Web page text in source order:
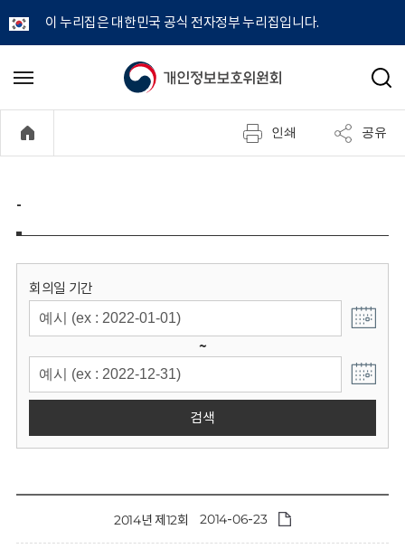
이 누리집은 대한민국 공식 전자정부 누리집입니다.
개
정
보
위
원
회
메
기
검
인쇄 공유
-
회의일 기간
~
검색
2014년 제12회 2014-06-23